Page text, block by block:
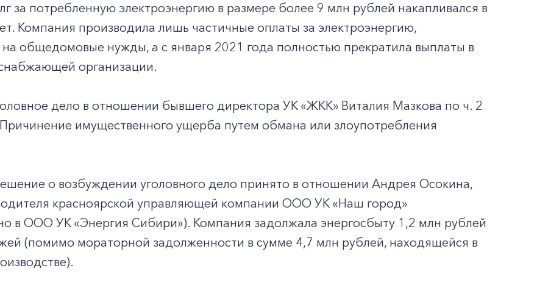
за потребленную электроэнергию в размере более 9 млн рублей накапливался в
Компания производила лишь частичные оплаты за электроэнергию,
общедомовые нужды, а с января 2021 года полностью прекратила выплаты в
организации.
дело в отношении бывшего директора УК «ЖКК» Виталия Мазкова по ч. 2
имущественного ущерба путем обмана или злоупотребления
о возбуждении уголовного дело принято в отношении Андрея Осокина,
красноярской управляющей компании ООО УК «Наш город»
в ООО УК «Энергия Сибири»). Компания задолжала энергосбыту 1,2 млн рублей
(помимо мораторной задолженности в сумме 4,7 млн рублей, находящейся в